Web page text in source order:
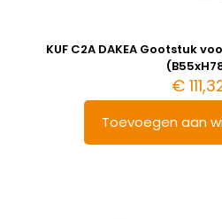
KUF C2A DAKEA Gootstuk
€
Toevoegen aan